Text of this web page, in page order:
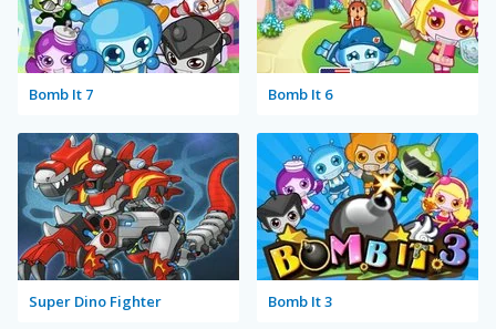
Bomb It 7 Bomb It 6
Super Dino Fighter Bomb It 3